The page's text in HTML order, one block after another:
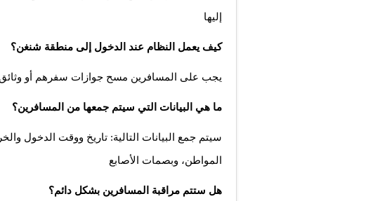
إليها
كيف يعمل النظام عند الدخول إلى منطقة شنغن؟
يجب على المسافرين مسح جوازات سفرهم أو وثائق
ما هي البيانات التي سيتم جمعها من المسافرين؟
سيتم جمع البيانات التالية: تاريخ ووقت الدخول
المواطن، وبصمات الأصابع
هل ستتم مراقبة المسافرين بشكل دائم؟